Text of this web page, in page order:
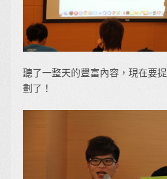
聽了一整天的豐富內容，現在要
劃了！